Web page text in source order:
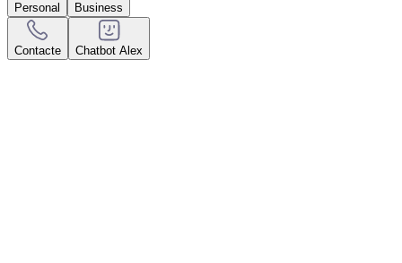
Personal Business
Contacte Chatbot Alex